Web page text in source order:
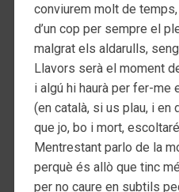
conviurem molt de
d’un cop per sempre el
malgrat els aldarulls,
Llavors serà el moment
i algú hi haurà per fer-me
(en català, si us plau, i en
que jo, bo i mort,
Mentrestant parlo de la
perquè és allò que tinc
per no caure en subtils